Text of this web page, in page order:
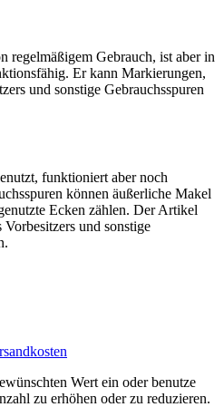
regelmäßigem Gebrauch, ist aber in
Er kann Markierungen,
und sonstige Gebrauchsspuren
funktioniert aber noch
können äußerliche Makel
Ecken zählen. Der Artikel
und sonstige
Wert ein oder benutze
zu erhöhen oder zu reduzieren.